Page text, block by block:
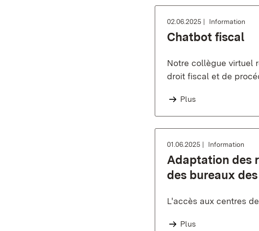
02.06.2025 Information
Chatbot fiscal
Notre collègue virtuel
droit fiscal et de
Plus
01.06.2025 Information
Adaptation des
des bureaux
L'accès aux centres
Plus